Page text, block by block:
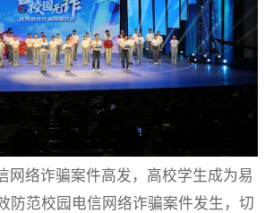
网络诈骗案件高发，高校学生成为易
防范校园电信网络诈骗案件发生，切